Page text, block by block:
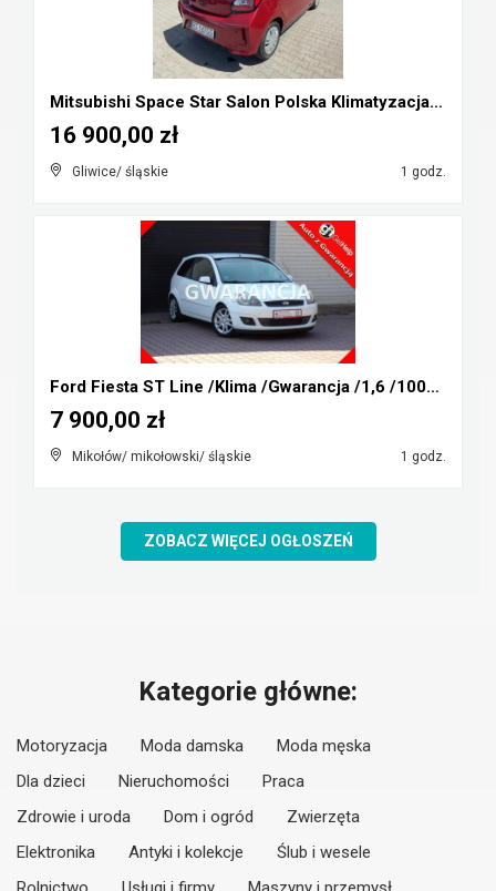
Mitsubishi Space Star Salon Polska Klimatyzacja Cz...
Gliwice/ śląskie 1 godz.
16 900,00 zł
Ford Fiesta ST Line /Klima /Gwarancja /1,6 /100KM ...
Mikołów/ mikołowski/ śląskie 1 godz.
7 900,00 zł
ZOBACZ WIĘCEJ OGŁOSZEŃ
Kategorie główne:
Motoryzacja Moda damska
Moda męska
Dla dzieci
Nieruchomości
Praca
Zdrowie i uroda
Dom i ogród
Zwierzęta
Elektronika
Antyki i kolekcje
Ślub i wesele